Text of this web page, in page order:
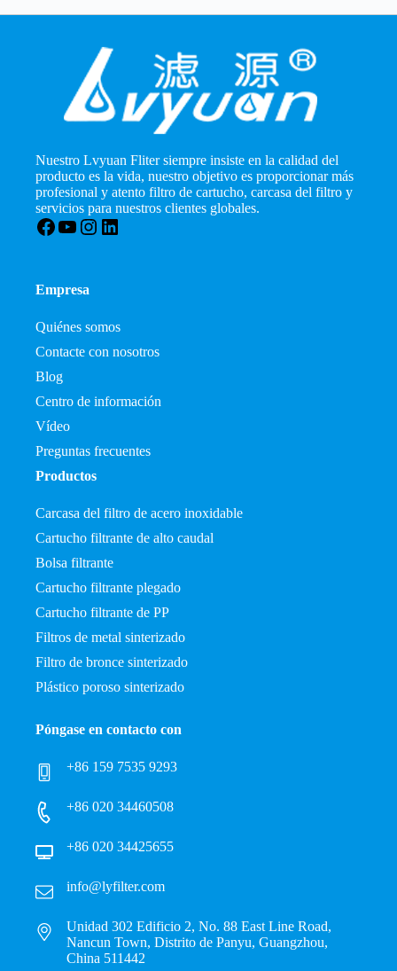
Nuestro Lvyuan Fliter siempre insiste en la calidad del
producto es la vida, nuestro objetivo es proporcionar más
profesional y atento filtro de cartucho, carcasa del filtro y
servicios para nuestros clientes globales.
Facebook
YouTube
Instagram
LinkedIn
Empresa
Quiénes somos
Contacte con nosotros
Blog
Centro de información
Vídeo
Preguntas frecuentes
Productos
Carcasa del filtro de acero inoxidable
Cartucho filtrante de alto caudal
Bolsa filtrante
Cartucho filtrante plegado
Cartucho filtrante de PP
Filtros de metal sinterizado
Filtro de bronce sinterizado
Plástico poroso sinterizado
Póngase en contacto con
+86 159 7535 9293
+86 020 34460508
+86 020 34425655
info@lyfilter.com
Unidad 302 Edificio 2, No. 88 East Line Road,
Nancun Town, Distrito de Panyu, Guangzhou,
China 511442